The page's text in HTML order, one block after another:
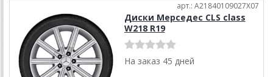
арт.: A21840109027X07
Диски Мерседес CLS class
W218 R19
На заказ 45 дней